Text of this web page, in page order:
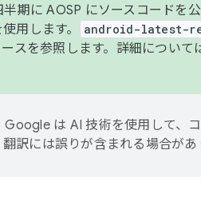
期に AOSP にソースコードを
使用します。 android-latest-
スを参照します。詳細について
Google は AI 技術を使用して、
訳には誤りが含まれる場合があ